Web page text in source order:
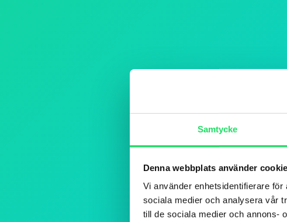
Samtycke
Denna webbplats använder
Vi använder enhetsidentifierare
sociala medier och analysera vår
till de sociala medier och annons-